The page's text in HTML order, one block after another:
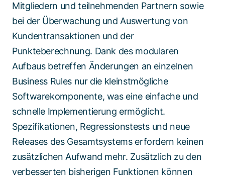
Mitgliedern und teilnehmenden Partnern sowie
bei der Überwachung und Auswertung von
Kundentransaktionen und der
Punkteberechnung. Dank des modularen
Aufbaus betreffen Änderungen an einzelnen
Business Rules nur die kleinstmögliche
Softwarekomponente, was eine einfache und
schnelle Implementierung ermöglicht.
Spezifikationen, Regressionstests und neue
Releases des Gesamtsystems erfordern keinen
zusätzlichen Aufwand mehr. Zusätzlich zu den
verbesserten bisherigen Funktionen können